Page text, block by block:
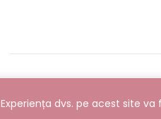
© 2020 – 2026 | Jojo
drepturile rezervate
Experiența dvs. pe acest site